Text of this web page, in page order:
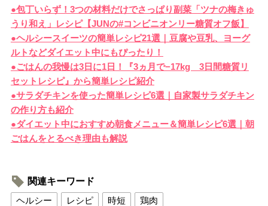
●包丁いらず！3つの材料だけでさっぱり副菜「ツナの梅きゅ
うり和え」レシピ【JUNの#コンビニオンリー糖質オフ飯】
●ヘルシースイーツの簡単レシピ21選｜豆腐や豆乳、ヨーグ
ルトなどダイエット中にもぴったり！
●ごはんの我慢は3日に1日！『3ヵ月で−17kg 3日間糖質リ
セットレシピ』から簡単レシピ紹介
●サラダチキンを使った簡単レシピ6選｜自家製サラダチキン
の作り方も紹介
●ダイエット中におすすめ朝食メニュー＆簡単レシピ6選｜朝
ごはんをとるべき理由も解説
関連キーワード
ヘルシー
レシピ 時短 鶏肉